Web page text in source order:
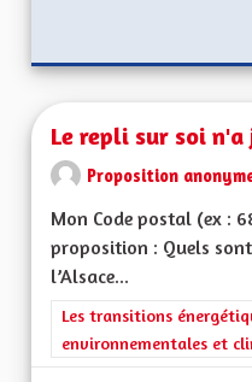
Le repli sur soi
Proposition
Mon Code postal (ex :
proposition : Quels
l’Alsace...
Filtrer les résultats de
Les transitions
environnementales et